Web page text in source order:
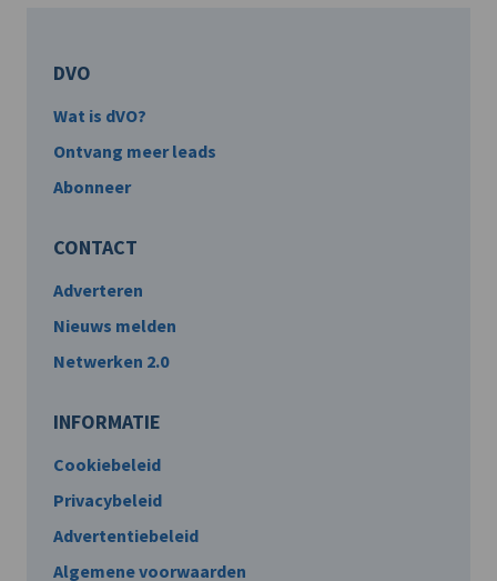
DVO
Wat is dVO?
Ontvang meer leads
Abonneer
CONTACT
Adverteren
Nieuws melden
Netwerken 2.0
INFORMATIE
Cookiebeleid
Privacybeleid
Advertentiebeleid
Algemene voorwaarden